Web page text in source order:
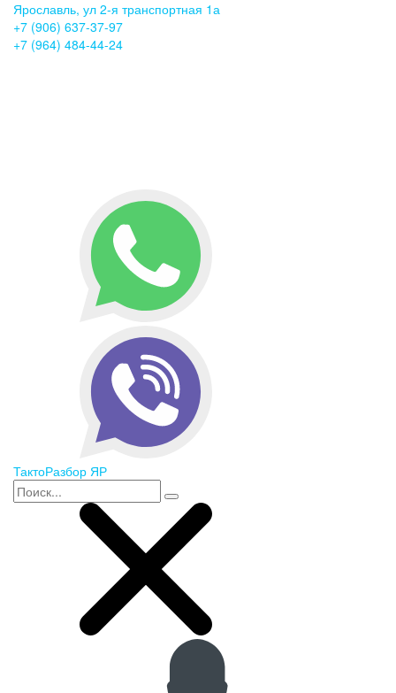
Ярославль, ул 2-я транспортная 1а
+7 (906) 637-37-97
+7 (964) 484-44-24
ТактоРазбор ЯР